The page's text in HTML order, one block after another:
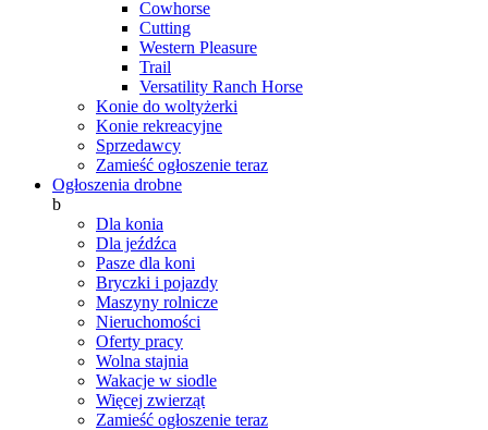
Cowhorse
Cutting
Western Pleasure
Trail
Versatility Ranch Horse
Konie do woltyżerki
Konie rekreacyjne
Sprzedawcy
Zamieść ogłoszenie teraz
Ogłoszenia drobne
b
Dla konia
Dla jeźdźca
Pasze dla koni
Bryczki i pojazdy
Maszyny rolnicze
Nieruchomości
Oferty pracy
Wolna stajnia
Wakacje w siodle
Więcej zwierząt
Zamieść ogłoszenie teraz